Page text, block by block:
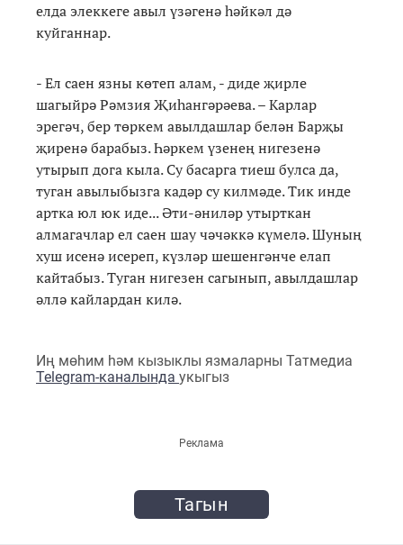
елда элеккеге авыл үзәгенә һәйкәл дә
куйганнар.
- Ел саен язны көтеп алам, - диде җирле
шагыйрә Рәмзия Җиһангәрәева. – Карлар
эрегәч, бер төркем авылдашлар белән Барҗы
җиренә барабыз. Һәркем үзенең нигезенә
утырып дога кыла. Су басарга тиеш булса да,
туган авылыбызга кадәр су килмәде. Тик инде
артка юл юк иде... Әти-әниләр утырткан
алмагачлар ел саен шау чәчәккә күмелә. Шуның
хуш исенә исереп, күзләр шешенгәнче елап
кайтабыз. Туган нигезен сагынып, авылдашлар
әллә кайлардан килә.
Иң мөһим һәм кызыклы язмаларны Татмедиа
Telegram-каналында укыгыз
Реклама
Тагын